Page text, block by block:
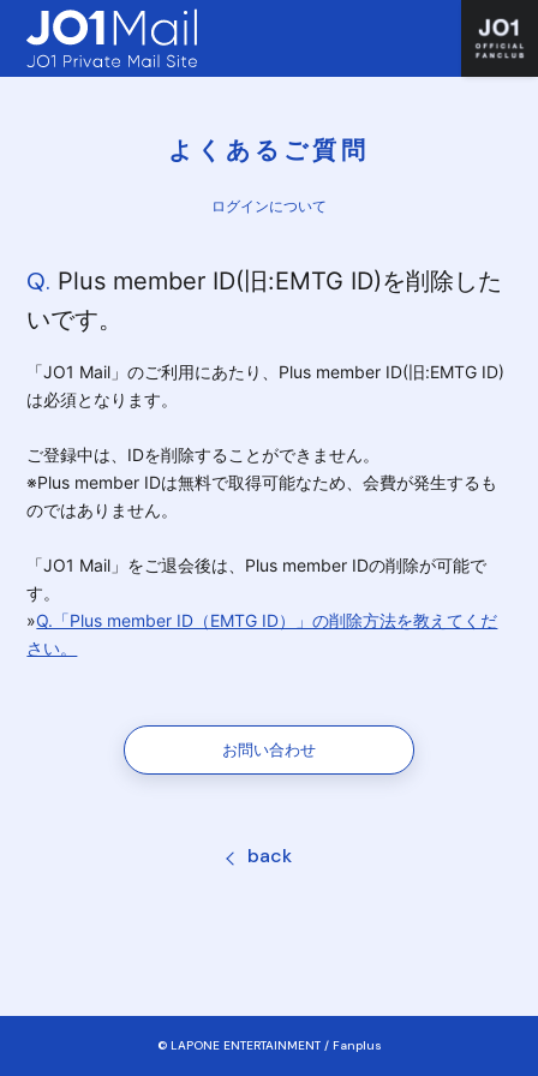
よくあるご質問
ログインについて
Q. Plus member ID(旧:EMTG ID)を削除した
いです。
「JO1 Mail」のご利用にあたり、Plus member ID(旧:EMTG ID)
は必須となります。
ご登録中は、IDを削除することができません。
※Plus member IDは無料で取得可能なため、会費が発生するも
のではありません。
「JO1 Mail」をご退会後は、Plus member IDの削除が可能で
す。
»Q.「Plus member ID（EMTG ID）」の削除方法を教えてくだ
さい。
お問い合わせ
back
© LAPONE ENTERTAINMENT / Fanplus